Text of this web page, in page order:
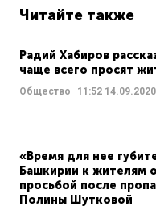
Читайте также
Радий Хабиров
чаще всего просят
Общество 11:52 14.09.2020
«Время для нее
Башкирии к жителям
просьбой после
Полины Шутковой